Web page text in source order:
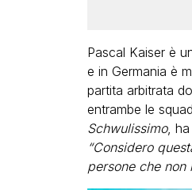
Pascal Kaiser è
e in Germania è
partita arbitrata
entrambe le
Schwulissimo, ha
“Considero
persone che non